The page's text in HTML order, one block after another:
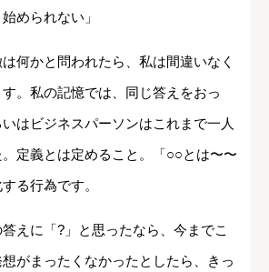
められない」
何かと問われたら、私は間違いなく
。私の記憶では、同じ答えをおっ
はビジネスパーソンはこれまで一人
定義とは定めること。「○○とは〜〜
る行為です。
えに「?」と思ったなら、今までこ
がまったくなかったとしたら、きっ